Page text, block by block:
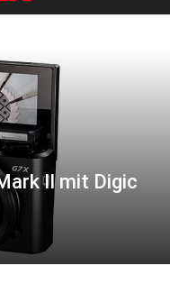
II mit Digic